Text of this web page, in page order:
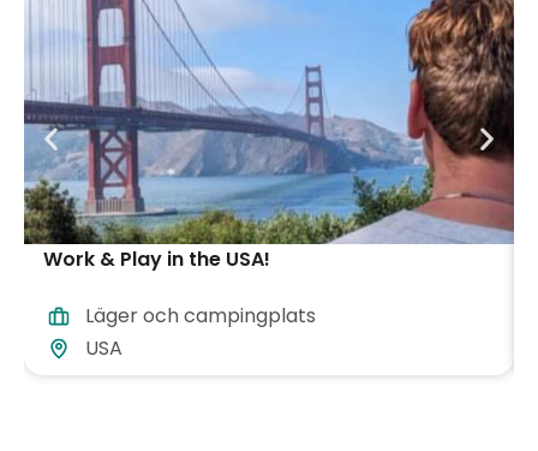
Work & Play in the USA!
Läger och campingplats
USA